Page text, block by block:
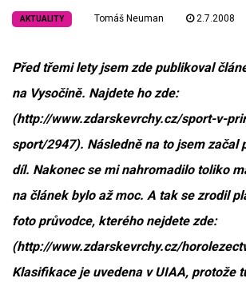
AKTUALITY Tomáš Neuman 2.7.2008
Před třemi lety jsem zde publikoval
na Vysočině. Najdete ho zde:
(http://www.zdarskevrchy.cz/sport-v-
sport/2947). Následně na to jsem začal
díl. Nakonec se mi nahromadilo toliko
na článek bylo až moc. A tak se zrodil
foto průvodce, kterého nejdete zde:
(http://www.zdarskevrchy.cz/
Klasifikace je uvedena v UIAA, protože